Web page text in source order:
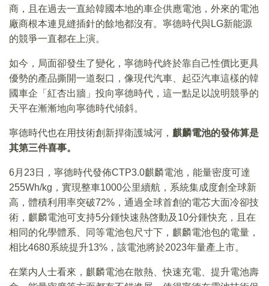
商，且在過去一直給韓國本地的車企供應電池，外來的電池
廠商根本連見縫插針的餘地都沒有。寧德時代與LG新能源
的競爭一直都在上演。
如今，局面卻發生了變化，寧德時代終於靠自己性價比更具
優勢的產品撕開一道裂口，像現代汽車、起亞汽車這樣的韓
國車企「紅杏出牆」投向寧德時代，這一點足以說明競爭的
天平在漸漸地向寧德時代傾斜。
寧德時代也在用技術創新捍衛護城河， 麒麟電池的發佈算是
其第三件喜事。
6月23日，寧德時代發佈CTP3.0麒麟電池，能量密度可達
255Wh/kg，實現整車1000公里續航，系統集成度創全球新
高，體積利用率突破72%，通過全球首創的電芯大面冷卻技
術，麒麟電池可支持5分鍾快速熱啓動及10分鍾快充，且在
相同的化學體系、同等電池包尺寸下，麒麟電池包的電量，
相比4680系統提升13%，該電池將於2023年量產上市。
在業内人士看來，麒麟電池在散熱、快速充電、提升電池壽